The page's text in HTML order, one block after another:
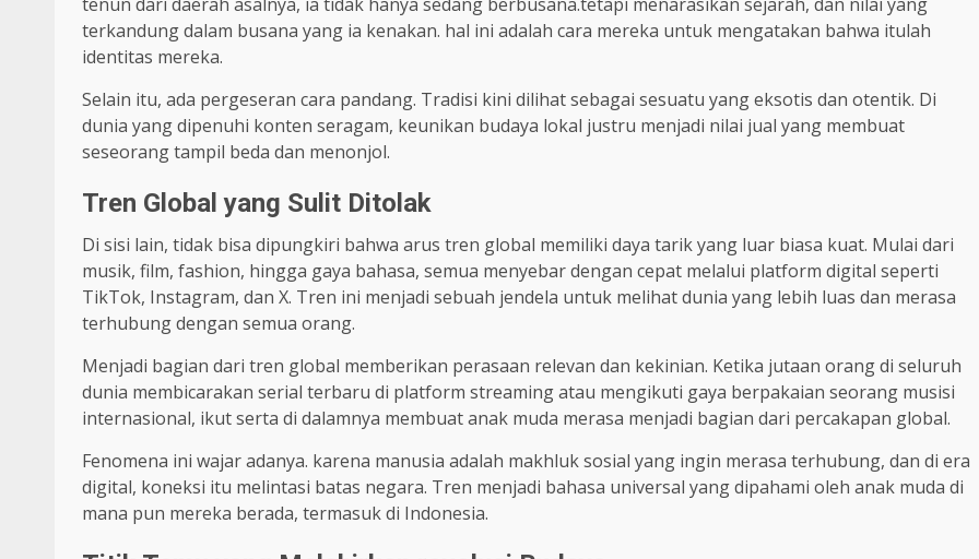
terkandung dalam busana yang ia kenakan. hal ini adalah cara mereka untuk mengatakan bahwa itulah
identitas mereka.
Selain itu, ada pergeseran cara pandang. Tradisi kini dilihat sebagai sesuatu yang eksotis dan otentik. Di
dunia yang dipenuhi konten seragam, keunikan budaya lokal justru menjadi nilai jual yang membuat
seseorang tampil beda dan menonjol.
Tren Global yang Sulit Ditolak
Di sisi lain, tidak bisa dipungkiri bahwa arus tren global memiliki daya tarik yang luar biasa kuat. Mulai dari
musik, film, fashion, hingga gaya bahasa, semua menyebar dengan cepat melalui platform digital seperti
TikTok, Instagram, dan X. Tren ini menjadi sebuah jendela untuk melihat dunia yang lebih luas dan merasa
terhubung dengan semua orang.
Menjadi bagian dari tren global memberikan perasaan relevan dan kekinian. Ketika jutaan orang di seluruh
dunia membicarakan serial terbaru di platform streaming atau mengikuti gaya berpakaian seorang musisi
internasional, ikut serta di dalamnya membuat anak muda merasa menjadi bagian dari percakapan global.
Fenomena ini wajar adanya. karena manusia adalah makhluk sosial yang ingin merasa terhubung, dan di era
digital, koneksi itu melintasi batas negara. Tren menjadi bahasa universal yang dipahami oleh anak muda di
mana pun mereka berada, termasuk di Indonesia.